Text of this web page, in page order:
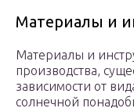
Материалы и
Материалы и
производства,
зависимости от
солнечной